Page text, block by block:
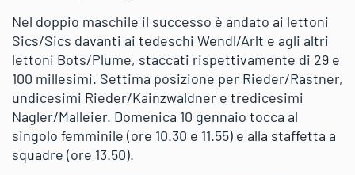
Nel doppio maschile il successo è andato ai lettoni
Sics/Sics davanti ai tedeschi Wendl/Arlt e agli altri
lettoni Bots/Plume, staccati rispettivamente di 29 e
100 millesimi. Settima posizione per Rieder/Rastner,
undicesimi Rieder/Kainzwaldner e tredicesimi
Nagler/Malleier. Domenica 10 gennaio tocca al
singolo femminile (ore 10.30 e 11.55) e alla staffetta a
squadre (ore 13.50).